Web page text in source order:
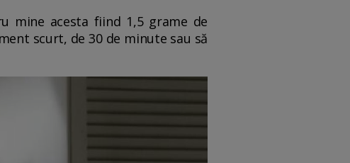
mine acesta fiind 1,5 grame de
scurt, de 30 de minute sau să